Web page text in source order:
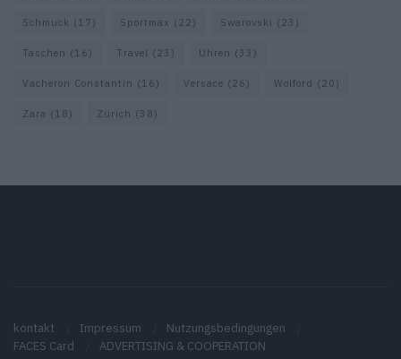
Schmuck (17) Sportmax (22) Swarovski (23)
Taschen (16) Travel (23) Uhren (33)
Vacheron Constantin (16) Versace (26) Wolford (20)
Zara (18) Zürich (38)
kontakt Impressum
Nutzungsbedingungen
FACES Card
ADVERTISING & COOPERATION